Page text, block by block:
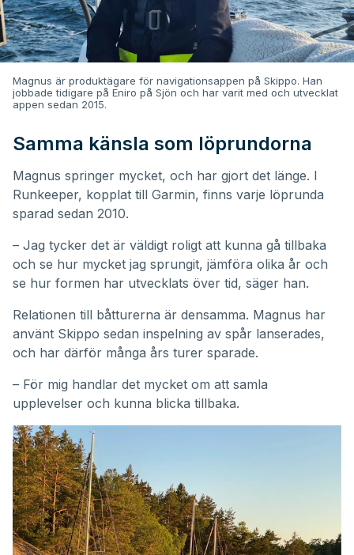
Magnus är produktägare för navigationsappen på Skippo. Han
jobbade tidigare på Eniro på Sjön och har varit med och utvecklat
appen sedan 2015.
Samma känsla som löprundorna
Magnus springer mycket, och har gjort det länge. I
Runkeeper, kopplat till Garmin, finns varje löprunda
sparad sedan 2010.
– Jag tycker det är väldigt roligt att kunna gå tillbaka
och se hur mycket jag sprungit, jämföra olika år och
se hur formen har utvecklats över tid, säger han.
Relationen till båtturerna är densamma. Magnus har
använt Skippo sedan inspelning av spår lanserades,
och har därför många års turer sparade.
– För mig handlar det mycket om att samla
upplevelser och kunna blicka tillbaka.